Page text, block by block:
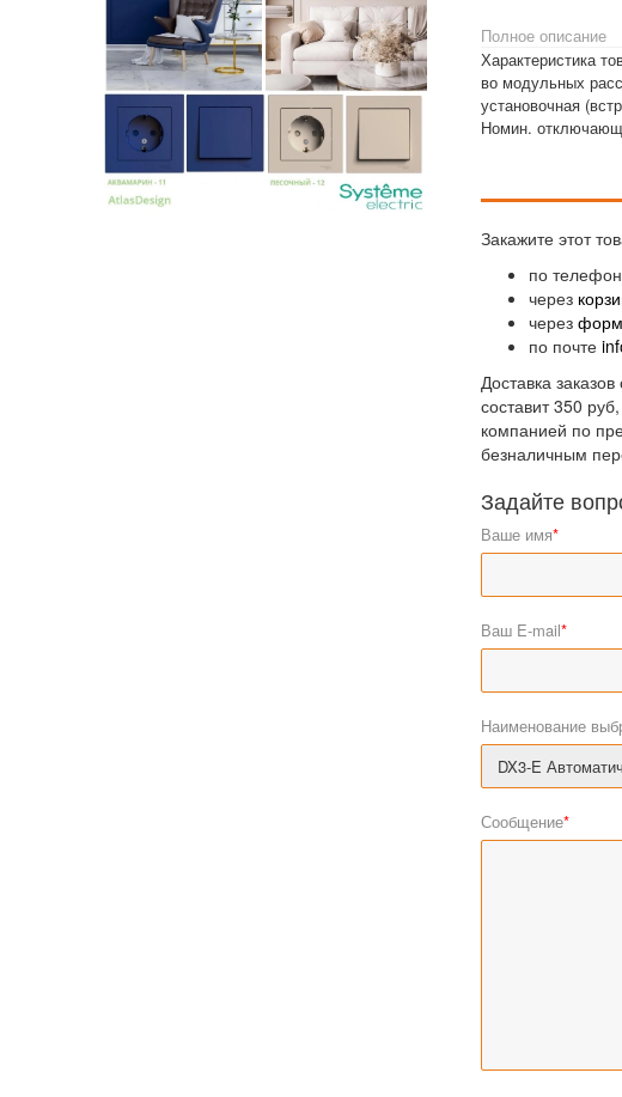
Полное описание
Характеристика
во модульных
установочная
Номин.
Закажите этот
по
через
через
по почте
Доставка
составит 350
компанией по
безналичным
Задайте
Ваше имя*
Ваш E-mail*
Наименование
Сообщение*